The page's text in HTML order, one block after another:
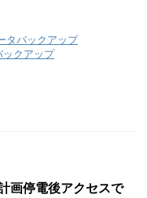
タバックアップ
ックアップ
画停電後アクセスで